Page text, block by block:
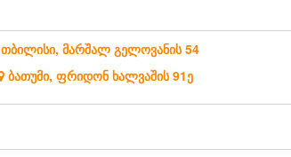
თბილისი, მარშალ გელოვანის 54
ბათუმი, ფრიდონ ხალვაშის 91ე